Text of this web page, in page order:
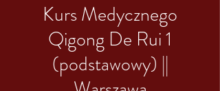
Kurs Medycznego
Qigong De Rui 1
(podstawowy) ||